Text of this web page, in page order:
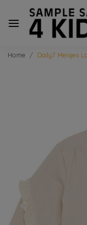
Home Daily7 Meisjes
Vorige